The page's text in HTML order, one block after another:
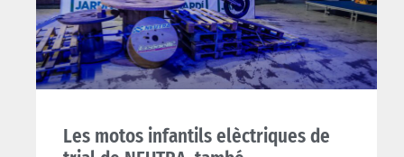
Les motos infantils elèctriques de